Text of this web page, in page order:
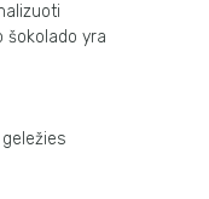
šokolado yra